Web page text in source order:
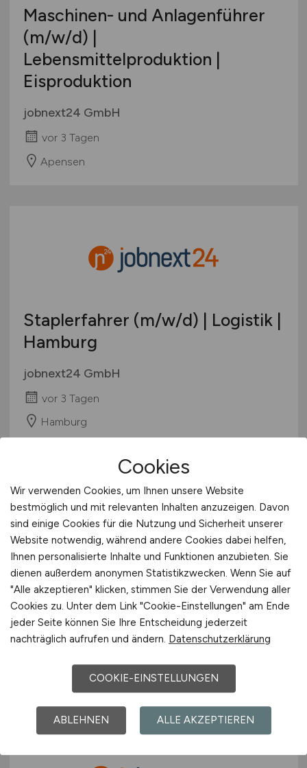
Maschinen- und Anlagenführer
(m/w/d) |
Lebensmittelproduktion |
Eisproduktion
jobnext24 GmbH
vor 3 Tagen
Apensen
Staplerfahrer (m/w/d) | Logistik |
Hamburg
jobnext24 GmbH
vor 3 Tagen
Hamburg
Elektriker im Bauhauptgewerbe
(m/w/d)in Hamburg
Otto Wulff Bauunternehmung GmbH
Cookies
Wir verwenden Cookies, um Ihnen unsere Website
bestmöglich und mit relevanten Inhalten anzuzeigen. Davon
sind einige Cookies für die Nutzung und Sicherheit unserer
Website notwendig, während andere Cookies dabei helfen,
Ihnen personalisierte Inhalte und Funktionen anzubieten. Sie
dienen außerdem anonymen Statistikzwecken. Wenn Sie auf
"Alle akzeptieren" klicken, stimmen Sie der Verwendung aller
Cookies zu. Unter dem Link "Cookie-Einstellungen" am Ende
jeder Seite können Sie Ihre Entscheidung jederzeit
nachträglich aufrufen und ändern. Datenschutzerklärung
COOKIE-EINSTELLUNGEN
ABLEHNEN ALLE AKZEPTIEREN